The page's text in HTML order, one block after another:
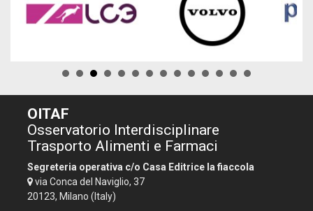
OITAF
Osservatorio Interdisciplinare
Trasporto Alimenti e Farmaci
Segreteria operativa c/o Casa Editrice la fiaccola
via Conca del Naviglio, 37
20123, Milano (Italy)